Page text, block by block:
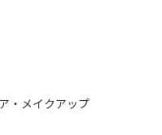
・メイクアップ